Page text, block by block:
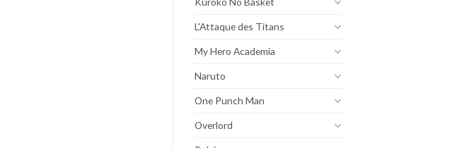
L'Attaque des Titans
My Hero Academia
Naruto
One Punch Man
Overlord